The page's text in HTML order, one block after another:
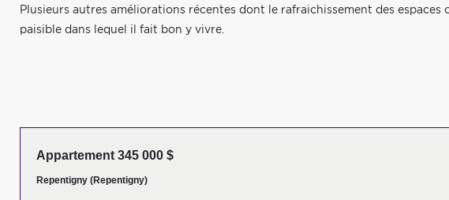
Plusieurs autres améliorations récentes dont le rafraichissement des
paisible dans lequel il fait bon y vivre.
Appartement 345 000 $
Repentigny (Repentigny)